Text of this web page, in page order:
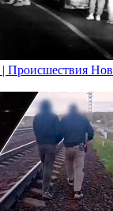
Происшествия